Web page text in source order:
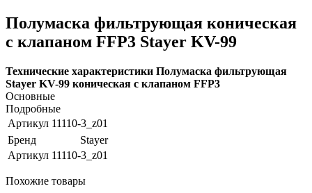
Полумаска фильтрующая коническая
с клапаном FFP3 Stayer KV-99
Технические характеристики Полумаска фильтрующая
Stayer KV-99 коническая с клапаном FFP3
Основные
Подробные
Артикул 11110-3_z01
Бренд
Stayer
Артикул 11110-3_z01
Похожие товары